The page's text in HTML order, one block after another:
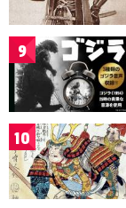
9
10